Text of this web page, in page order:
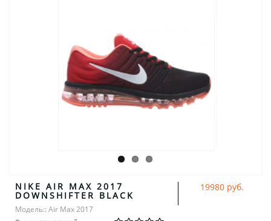
NIKE AIR MAX 2017
DOWNSHIFTER BLACK
Модель:: Air Max 2017
19980 руб.